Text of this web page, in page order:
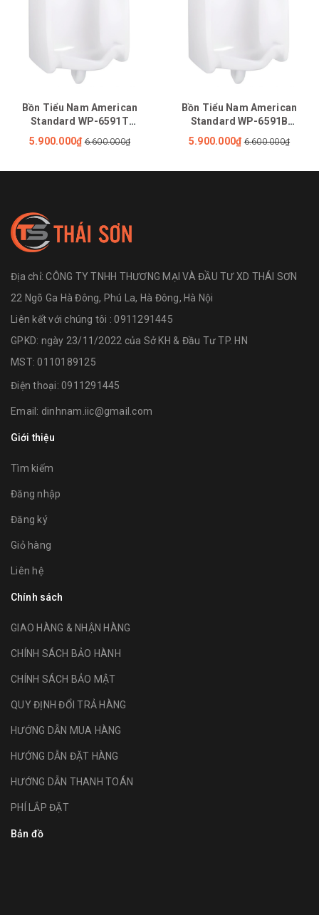
Bồn Tiểu Nam American
Standard WP-6591T
(WP6591T) Treo Tường Cấp
dương
5.900.000₫ 6.600.000₫
Bồn Tiểu Nam American
Standard WP-6591B
(WP6591B) Treo Tường Cấp
Âm
5.900.000₫ 6.600.000₫
Địa chỉ:CÔNG TY TNHH THƯƠNG MẠI VÀ ĐẦU TƯ XD THÁI SƠN
22 Ngõ Ga Hà Đông, Phú La, Hà Đông, Hà Nội
Liên kết với chúng tôi : 0911291445
GPKD: ngày 23/11/2022 của Sở KH & Đầu Tư TP. HN
MST: 0110189125
Điện thoại: 0911291445
Email: dinhnam.iic@gmail.com
Giới thiệu
Tìm kiếm
Đăng nhập
Đăng ký
Giỏ hàng
Liên hệ
Chính sách
GIAO HÀNG & NHẬN HÀNG
CHÍNH SÁCH BẢO HÀNH
CHÍNH SÁCH BẢO MẬT
QUY ĐỊNH ĐỔI TRẢ HÀNG
HƯỚNG DẪN MUA HÀNG
HƯỚNG DẪN ĐẶT HÀNG
HƯỚNG DẪN THANH TOÁN
PHÍ LẮP ĐẶT
Bản đồ